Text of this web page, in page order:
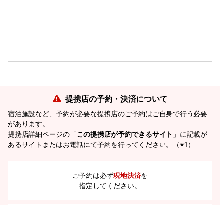
提携店の予約・決済について
宿泊施設など、予約が必要な提携店のご予約はご自身で行う必要
があります。
提携店詳細ページの「この提携店が予約できるサイト 」に記載が
あるサイトまたはお電話にて予約を行ってください。（※1）
ご予約は必ず現地決済を
指定してください。